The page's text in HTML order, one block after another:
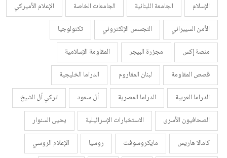
الإسلام
الجامعة اللبنانية الجامعات الخاصة
الإعلام الأميركي
الأمن السيبراني
التجسس الإلكتروني
تكنولوجيا
منصة إكس
مجزرة البيجر
المقاومة الإسلامية
قصص المقاومة
لبنان المقاروم
الدراما الخليجية
الدراما العربية
الدراما المصرية أل سعود
تركي أل الشيخ
الصحافيون الأسرى
الاستخبارات الإسرائيلية
يحيى السنوار
كامالا هاريس
مايكروسوفت روسيا الإعلام الروسي